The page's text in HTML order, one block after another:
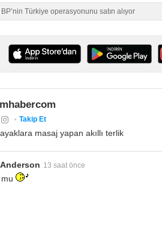
Türkiye operasyonunu satın alıyor
Takip Et
masaj yapan akıllı terlik
13 saat önce